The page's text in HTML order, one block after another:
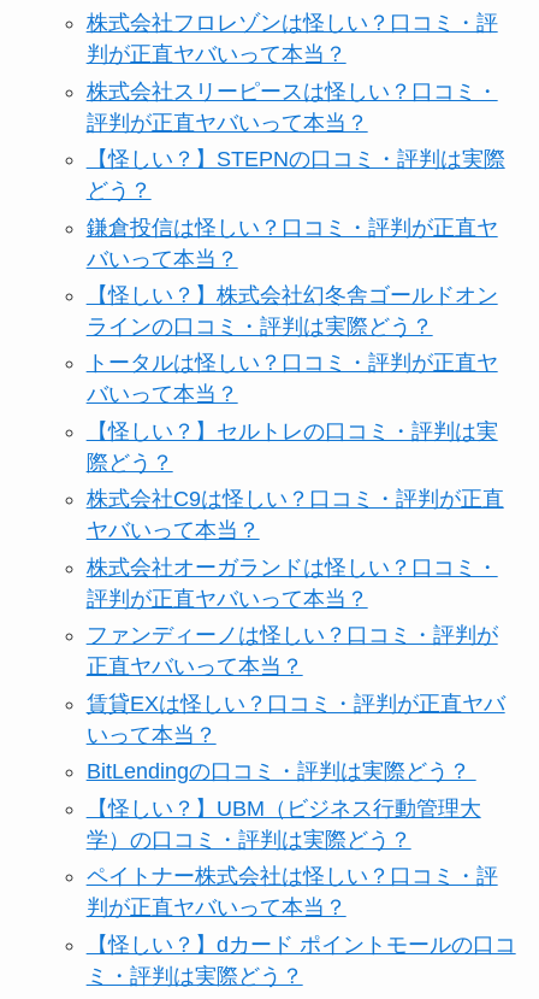
株式会社フロレゾンは怪しい？口コミ・評
判が正直ヤバいって本当？
株式会社スリーピースは怪しい？口コミ・
評判が正直ヤバいって本当？
【怪しい？】STEPNの口コミ・評判は実際
どう？
鎌倉投信は怪しい？口コミ・評判が正直ヤ
バいって本当？
【怪しい？】株式会社幻冬舎ゴールドオン
ラインの口コミ・評判は実際どう？
トータルは怪しい？口コミ・評判が正直ヤ
バいって本当？
【怪しい？】セルトレの口コミ・評判は実
際どう？
株式会社C9は怪しい？口コミ・評判が正直
ヤバいって本当？
株式会社オーガランドは怪しい？口コミ・
評判が正直ヤバいって本当？
ファンディーノは怪しい？口コミ・評判が
正直ヤバいって本当？
賃貸EXは怪しい？口コミ・評判が正直ヤバ
いって本当？
BitLendingの口コミ・評判は実際どう？
【怪しい？】UBM（ビジネス行動管理大
学）の口コミ・評判は実際どう？
ペイトナー株式会社は怪しい？口コミ・評
判が正直ヤバいって本当？
【怪しい？】dカード ポイントモールの口コ
ミ・評判は実際どう？